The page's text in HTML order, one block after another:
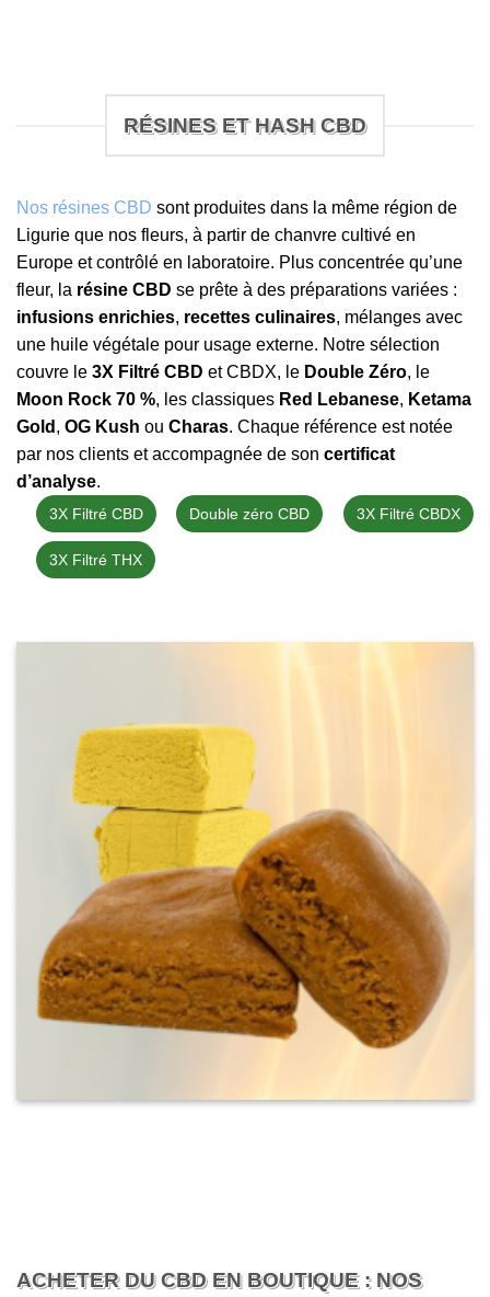
RÉSINES ET HASH CBD
Nos résines CBD sont produites dans la même région de
Ligurie que nos fleurs, à partir de chanvre cultivé en
Europe et contrôlé en laboratoire. Plus concentrée qu’une
fleur, la résine CBD se prête à des préparations variées :
infusions enrichies, recettes culinaires, mélanges avec
une huile végétale pour usage externe. Notre sélection
couvre le 3X Filtré CBD et CBDX, le Double Zéro, le
Moon Rock 70 %, les classiques Red Lebanese, Ketama
Gold , OG Kush ou Charas. Chaque référence est notée
par nos clients et accompagnée de son certificat
d’analyse.
3X Filtré CBD Double zéro CBD 3X Filtré CBDX
3X Filtré THX
ACHETER DU CBD EN BOUTIQUE : NOS